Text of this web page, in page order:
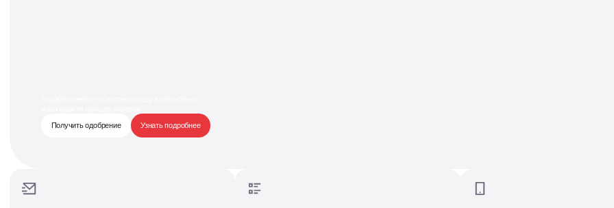
Получить одобрение
Узнать подробнее